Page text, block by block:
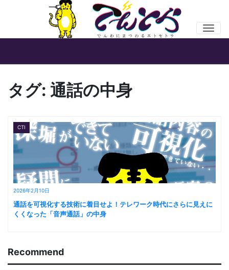
タグ: 通話の中身
2026年2月10日
CTI
通話を可視化する技術に着目せよ！テレワーク時代にさらに見えに
くくなった「音声通話」の中身
Recommend